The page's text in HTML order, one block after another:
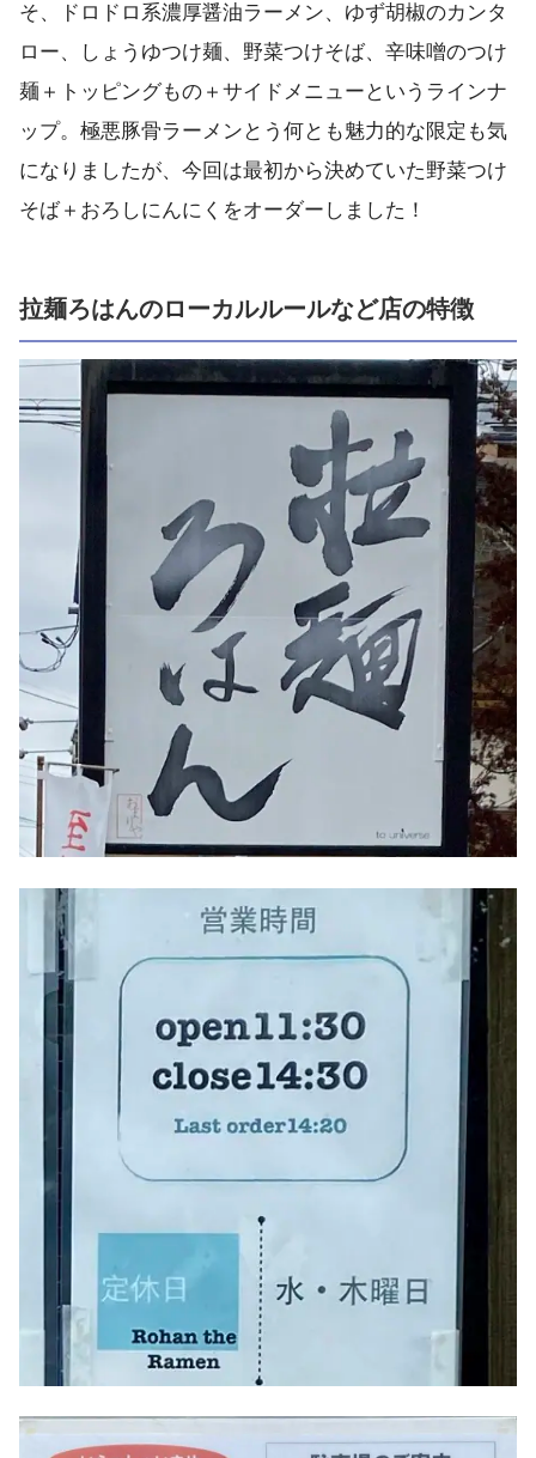
そ、ドロドロ系濃厚醤油ラーメン、ゆず胡椒のカンタ
ロー、しょうゆつけ麺、野菜つけそば、辛味噌のつけ
麺＋トッピングもの＋サイドメニューというラインナ
ップ。極悪豚骨ラーメンとう何とも魅力的な限定も気
になりましたが、今回は最初から決めていた野菜つけ
そば＋おろしにんにくをオーダーしました！
拉麺ろはんのローカルルールなど店の特徴